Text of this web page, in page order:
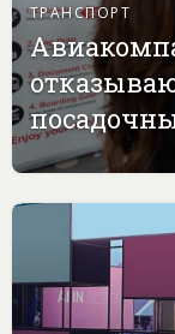
ТРАНСПОРТ